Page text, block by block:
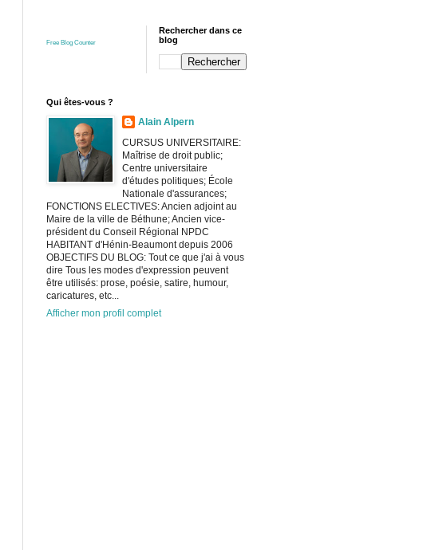
Free Blog Counter
Rechercher dans ce
blog
Qui êtes-vous ?
Alain Alpern
CURSUS UNIVERSITAIRE:
Maîtrise de droit public;
Centre universitaire
d'études politiques; École
Nationale d'assurances;
FONCTIONS ELECTIVES: Ancien adjoint au
Maire de la ville de Béthune; Ancien vice-
président du Conseil Régional NPDC
HABITANT d'Hénin-Beaumont depuis 2006
OBJECTIFS DU BLOG: Tout ce que j'ai à vous
dire Tous les modes d'expression peuvent
être utilisés: prose, poésie, satire, humour,
caricatures, etc...
Afficher mon profil complet